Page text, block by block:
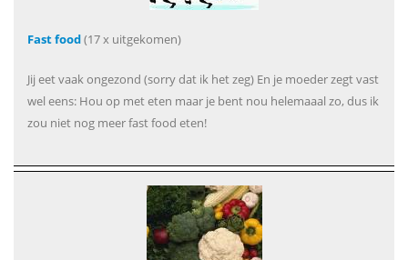
Fast food(17 x uitgekomen)
Jij eet vaak ongezond (sorry dat ik het zeg) En je moeder zegt vast
wel eens: Hou op met eten maar je bent nou helemaaal zo, dus ik
zou niet nog meer fast food eten!